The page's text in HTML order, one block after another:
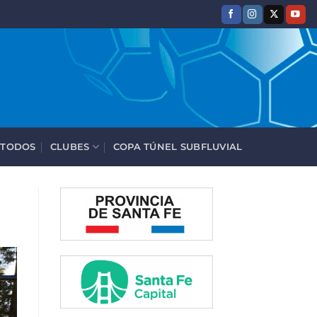
CLUBES COPA TÚNEL SUBFLUVIAL